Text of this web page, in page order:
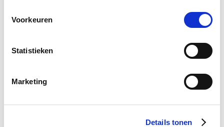
Voorkeuren
Statistieken
Marketing
Details tonen
Spijsvertering, maag en gewicht